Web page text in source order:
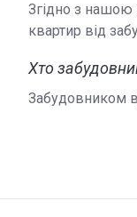
Згідно з
квартир від
Хто
Забудовником